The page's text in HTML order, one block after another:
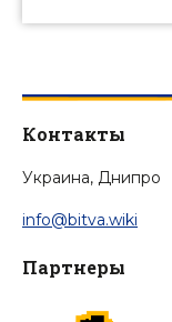
Контакты
Украина, Днипро
info@bitva.wiki
Партнеры